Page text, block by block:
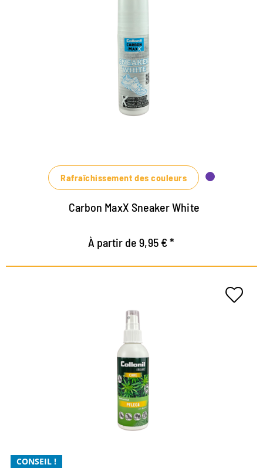
pour baskets et chaussures de
loisirs
pour cuir lisse, textiles et synthétiques
Couvre facilement et efficacement les rayures et les
Rafraîchissement des couleurs
Carbon MaxX Sneaker White
À partir de 9,95 € *
CONSEIL !
Soin durable à l'huile de chanvre
précieuse
entretien optimal pour les cuirs lisses et rugueux
ainsi que pour tous les matériaux synthétiques et
pour une utilisation sans problème dans des espaces